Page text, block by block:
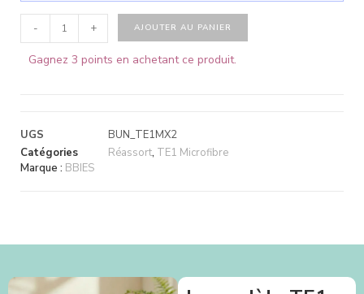
- + AJOUTER AU PANIER
Gagnez 3 points en achetant ce produit.
UGS
BUN_TE1MX2
Catégories
Réassort, TE1 Microfibre
Marque : BBIES